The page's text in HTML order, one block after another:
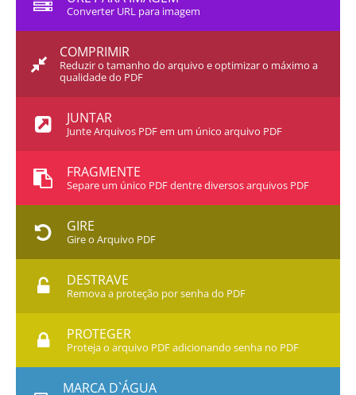
Converter URL para imagem
COMPRIMIR
Reduzir o tamanho do arquivo e optimizar o máximo a
qualidade do PDF
JUNTAR
Junte Arquivos PDF em um único arquivo PDF
FRAGMENTE
Separe um único PDF dentre diversos arquivos PDF
GIRE
Gire o Arquivo PDF
DESTRAVE
Remova a proteção por senha do PDF
PROTEGER
Proteja o arquivo PDF adicionando senha no PDF
MARCA D`ÁGUA